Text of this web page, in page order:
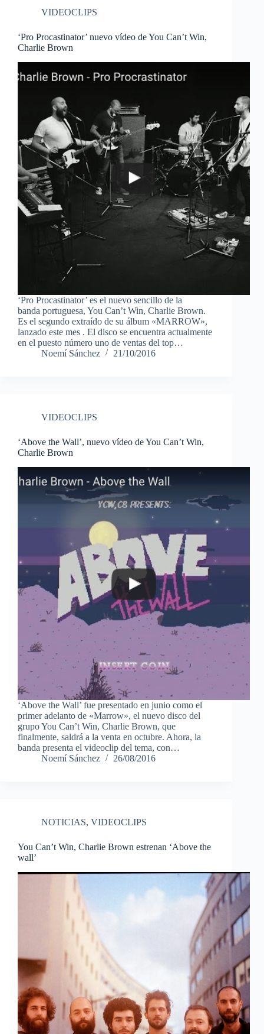
VIDEOCLIPS
‘Pro Procastinator’ nuevo vídeo de You Can’t Win,
Charlie Brown
‘Pro Procastinator’ es el nuevo sencillo de la
banda portuguesa, You Can’t Win, Charlie Brown.
Es el segundo extraído de su álbum «MARROW»,
lanzado este mes . El disco se encuentra actualmente
en el puesto número uno de ventas del top…
Noemí Sánchez
21/10/2016
VIDEOCLIPS
‘Above the Wall’, nuevo vídeo de You Can’t Win,
Charlie Brown
‘Above the Wall’ fue presentado en junio como el
primer adelanto de «Marrow», el nuevo disco del
grupo You Can’t Win, Charlie Brown, que
finalmente, saldrá a la venta en octubre. Ahora, la
banda presenta el videoclip del tema, con…
Noemí Sánchez
26/08/2016
NOTICIAS, VIDEOCLIPS
You Can’t Win, Charlie Brown estrenan ‘Above the
wall’